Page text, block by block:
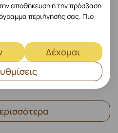
Ακουστικό
Στο Αυτί
Στέρεο
2 Ηχεία
αποθήκευση ή την πρόσβαση
περιήγησής σας. Πιο
Δέχομαι